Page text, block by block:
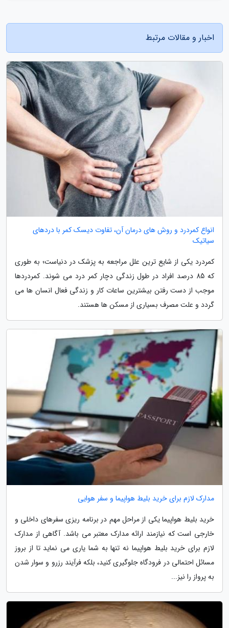
اخبار و مقالات مرتبط
انواع کمردرد و روش های درمان آن، تفاوت دیسک کمر با دردهای
سیاتیک
کمردرد یکی از شایع ترین علل مراجعه به پزشک در دنیاست؛ به طوری
که 85 درصد افراد در طول زندگی دچار کمر درد می شوند. کمردردها
موجب از دست رفتن بیشترین ساعات کار و زندگی فعال انسان ها می
گردد و علت مصرف بسیاری از مسکن ها هستند.
مدارک لازم برای خرید بلیط هواپیما و سفر هوایی
خرید بلیط هواپیما یکی از مراحل مهم در برنامه ریزی سفرهای داخلی و
خارجی است که نیازمند ارائه مدارک معتبر می باشد. آگاهی از مدارک
لازم برای خرید بلیط هواپیما نه تنها به شما یاری می نماید تا از بروز
مسائل احتمالی در فرودگاه جلوگیری کنید، بلکه فرآیند رزرو و سوار شدن
به پرواز را نیز...